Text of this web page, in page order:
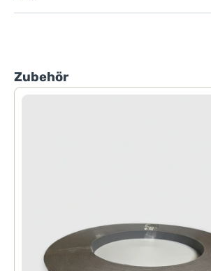
Produktgalerie überspringen
Zubehör